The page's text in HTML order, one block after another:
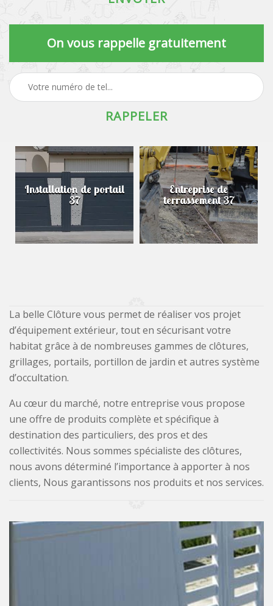
On vous rappelle gratuitement
Installation de portail
37
Entreprise de
terrassement 37
La belle Clôture vous permet de réaliser vos projet
d’équipement extérieur, tout en sécurisant votre
habitat grâce à de nombreuses gammes de clôtures,
grillages, portails, portillon de jardin et autres système
d’occultation.
Au cœur du marché, notre entreprise vous propose
une offre de produits complète et spécifique à
destination des particuliers, des pros et des
collectivités. Nous sommes spécialiste des clôtures,
nous avons déterminé l’importance à apporter à nos
clients, Nous garantissons nos produits et nos services.